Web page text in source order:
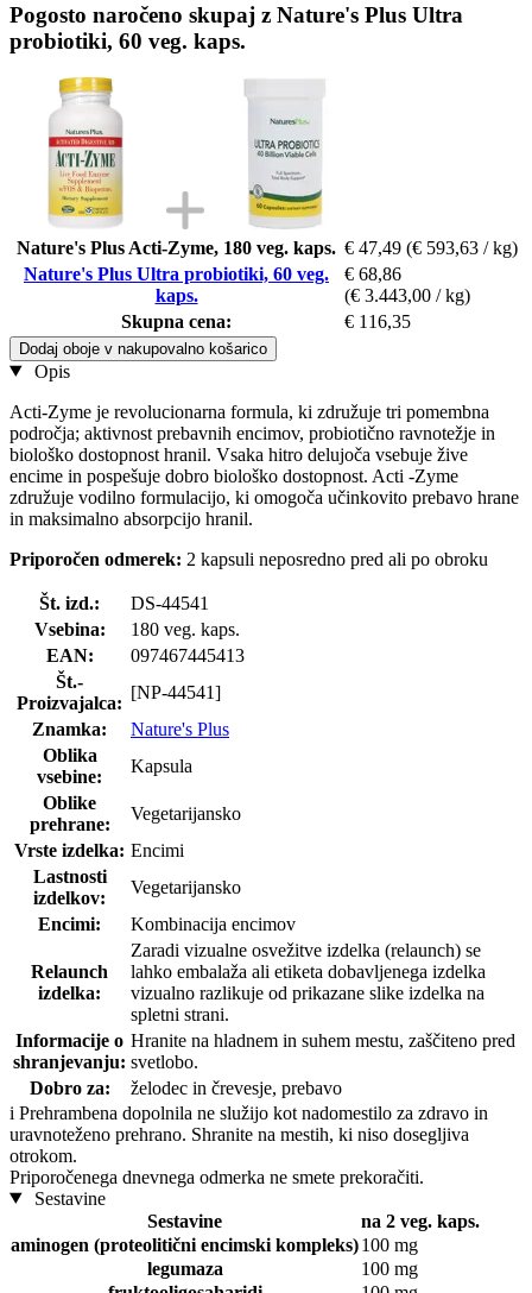
Pogosto naročeno skupaj z Nature's Plus Ultra
probiotiki, 60 veg. kaps.
Nature's Plus Acti-Zyme, 180 veg. kaps. € 47,49 (€ 593,63 / kg)
Nature's Plus Ultra probiotiki, 60 veg.
kaps.
€ 68,86
(€ 3.443,00 / kg)
Skupna cena:
€ 116,35
Dodaj oboje v nakupovalno košarico
Opis
Acti-Zyme je revolucionarna formula, ki združuje tri pomembna
področja; aktivnost prebavnih encimov, probiotično ravnotežje in
biološko dostopnost hranil. Vsaka hitro delujoča vsebuje žive
encime in pospešuje dobro biološko dostopnost. Acti -Zyme
združuje vodilno formulacijo, ki omogoča učinkovito prebavo hrane
in maksimalno absorpcijo hranil.
Priporočen odmerek: 2 kapsuli neposredno pred ali po obroku
Št. izd.:
DS-44541
Vsebina:
180 veg. kaps.
EAN:
097467445413
Št.-
Proizvajalca:
[NP-44541]
Znamka:
Nature's Plus
Oblika
vsebine:
Kapsula
Oblike
prehrane:
Vegetarijansko
Vrste izdelka: Encimi
Lastnosti
izdelkov:
Vegetarijansko
Encimi:
Kombinacija encimov
Relaunch
izdelka:
Zaradi vizualne osvežitve izdelka (relaunch) se
lahko embalaža ali etiketa dobavljenega izdelka
vizualno razlikuje od prikazane slike izdelka na
spletni strani.
Informacije o
shranjevanju:
Hranite na hladnem in suhem mestu, zaščiteno pred
svetlobo.
Dobro za:
želodec in črevesje, prebavo
i Prehrambena dopolnila ne služijo kot nadomestilo za zdravo in
uravnoteženo prehrano. Shranite na mestih, ki niso dosegljiva
otrokom.
Priporočenega dnevnega odmerka ne smete prekoračiti.
Sestavine
Sestavine
na 2 veg. kaps.
aminogen (proteolitični encimski kompleks)100 mg
legumaza
100 mg